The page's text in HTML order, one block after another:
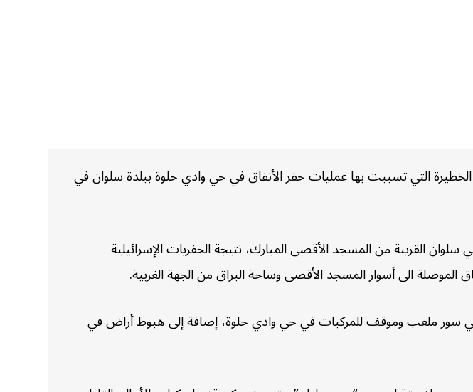
التي تسببت بها عمليات حفر الأنفاق في حي وادي حلوة ببلدة سلوان في
القريبة من المسجد الأقصى المبارك، نتيجة الحفريات الإسرائيلية
الموصلة الى أسوار المسجد الأقصى وساحة البراق من الجهة الغربية.
سور ملعب وموقف للمركبات في حي وادي حلوة، إضافة إلى هبوط أراض في